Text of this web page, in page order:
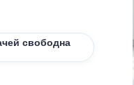
свободна